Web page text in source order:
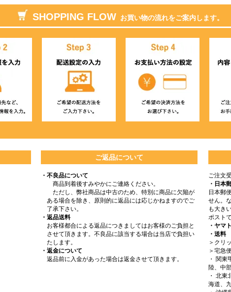
SHOPPING FLOW お買い物の流れをご案内します。
ご返品について
・不良品について
商品到着後すみやかにご連絡ください。
ただし、弊社商品は中古のため、特別に商品に欠陥が
ある場合を除き、原則的に返品には応じかねますのでご
了承下さい。
・返品送料
お客様都合による返品につきましてはお客様のご負担と
させて頂きます。不良品に該当する場合は当店で負担い
たします。
・返金について
返品前に入金があった場合は返金させて頂きます。
ご注文
・日本
日本郵
せん。
も大き
ポスト
・ヤマ
・送料
＞クリ
＞宅急
・ 関
陸、中
・ 北
海道、